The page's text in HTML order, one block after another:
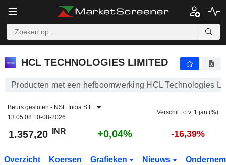
HCL TECHNOLOGIES LIMITED
Producten met een hefboomwerking HCL Technologies
Beurs gesloten - NSE India S.E.
13:05:08 10-08-2026
Verschil t.o.v. 1 jan (%)
1.357,20 INR +0,04% -16,39%
Overzicht Koersen Grafieken Nieuws